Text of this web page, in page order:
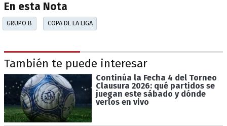
En esta Nota
GRUPO B COPA DE LA LIGA
También te puede interesar
Continúa la Fecha 4 del Torneo
Clausura 2026: qué partidos se
juegan este sábado y dónde
verlos en vivo